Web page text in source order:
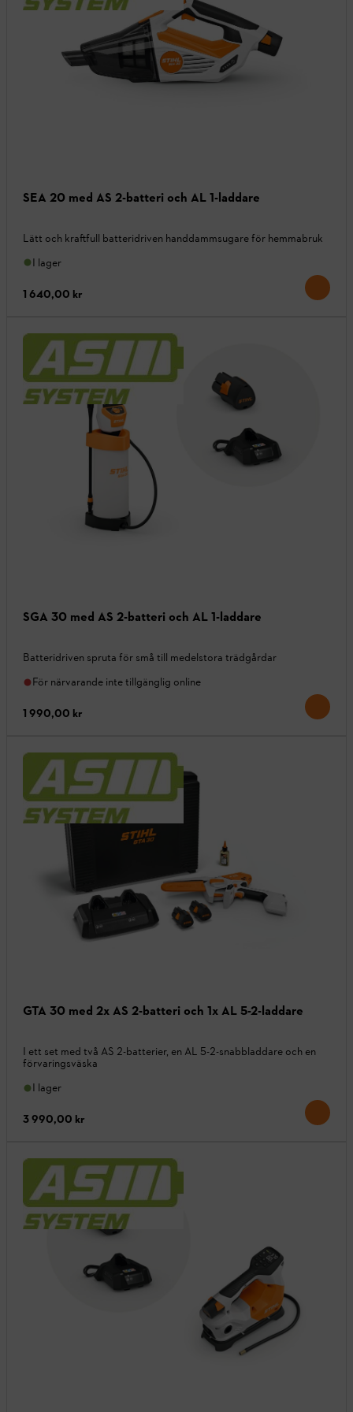
SEA 20 med AS 2-batteri och AL 1-laddare
Lätt och kraftfull batteridriven handdammsugare för hemmabruk
I lager
1 640,00 kr
SGA 30 med AS 2-batteri och AL 1-laddare
Batteridriven spruta för små till medelstora trädgårdar
För närvarande inte tillgänglig online
1 990,00 kr
GTA 30 med 2x AS 2-batteri och 1x AL 5-2-laddare
I ett set med två AS 2-batterier, en AL 5-2-snabbladdare och en
förvaringsväska
I lager
3 990,00 kr